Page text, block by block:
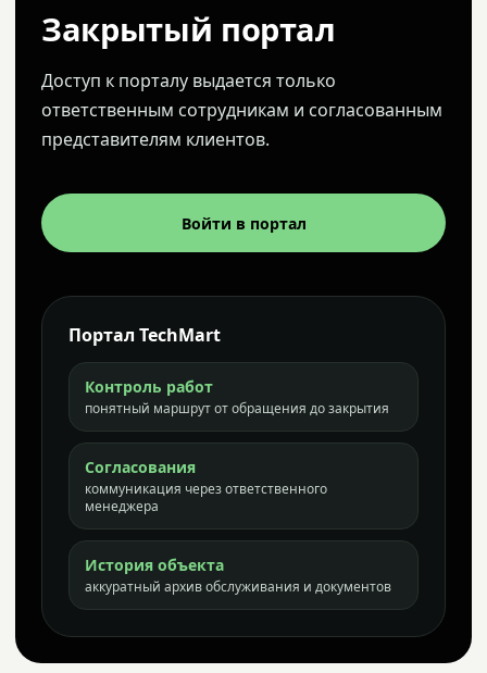
Закрытый портал
Доступ к порталу выдается только
ответственным сотрудникам и согласованным
представителям клиентов.
Войти в портал
Портал TechMart
Контроль работ
понятный маршрут от обращения до закрытия
Согласования
коммуникация через ответственного
менеджера
История объекта
аккуратный архив обслуживания и документов